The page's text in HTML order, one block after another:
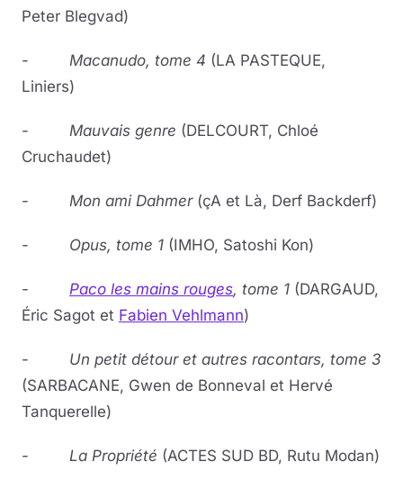
Peter Blegvad)
- Macanudo, tome 4 (LA PASTEQUE,
Liniers)
- Mauvais genre (DELCOURT, Chloé
Cruchaudet)
- Mon ami Dahmer(çA et Là, Derf Backderf)
- Opus, tome 1 (IMHO, Satoshi Kon)
- Paco les mains rouges, tome 1 (DARGAUD,
Éric Sagot et Fabien Vehlmann)
- Un petit détour et autres racontars, tome 3
(SARBACANE, Gwen de Bonneval et Hervé
Tanquerelle)
- La Propriété (ACTES SUD BD, Rutu Modan)